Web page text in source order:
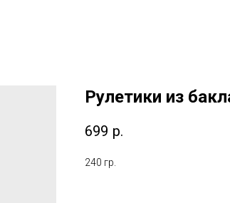
Рулетики из
699 р.
240 гр.